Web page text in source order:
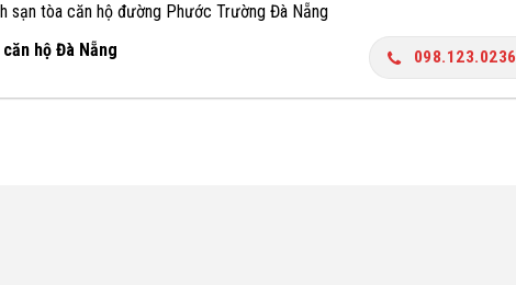
sạn tòa căn hộ đường Phước Trường Đà Nẵng
hộ Đà Nẵng
098.123.0236